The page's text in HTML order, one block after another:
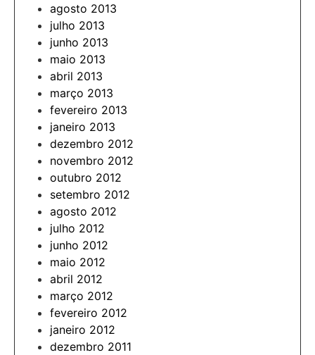
agosto 2013
julho 2013
junho 2013
maio 2013
abril 2013
março 2013
fevereiro 2013
janeiro 2013
dezembro 2012
novembro 2012
outubro 2012
setembro 2012
agosto 2012
julho 2012
junho 2012
maio 2012
abril 2012
março 2012
fevereiro 2012
janeiro 2012
dezembro 2011